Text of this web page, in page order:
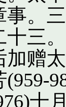
。
十三
赠
十